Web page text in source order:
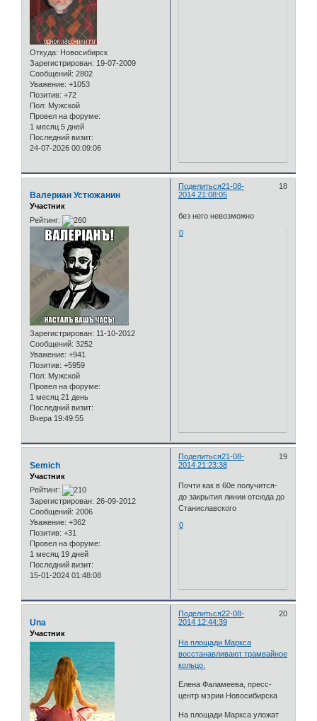
Откуда: Новосибирск
Зарегистрирован: 19-07-2009
Сообщений: 2802
Уважение: +1053
Позитив: +72
Пол: Мужской
Провел на форуме:
1 месяц 5 дней
Последний визит:
24-07-2026 00:09:06
Поделиться 18
21-08-
2014 21:08:05
Валериан Устюжанин
Участник
Рейтинг:
Зарегистрирован: 11-10-2012
Сообщений: 3252
Уважение: +941
Позитив: +5959
Пол: Мужской
Провел на форуме:
1 месяц 21 день
Последний визит:
Вчера 19:49:55
без него невозможно
0
Поделиться 19
21-08-
2014 21:23:38
Semich
Участник
Рейтинг:
Зарегистрирован: 26-09-2012
Сообщений: 2006
Уважение: +362
Позитив: +31
Провел на форуме:
1 месяц 19 дней
Последний визит:
15-01-2024 01:48:08
Почти как в 60е получится-
до закрытия линии отсюда до
Станиславского
0
Поделиться 20
22-08-
2014 12:44:39
Una
Участник
На площади Маркса
восстанавливают трамвайное
кольцо.
Елена Фаламеева, пресс-
центр мэрии Новосибирска
На площади Маркса уложат